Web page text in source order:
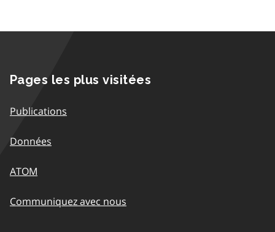
Pages les plus visitées
Publications
Données
ATOM
Communiquez avec nous